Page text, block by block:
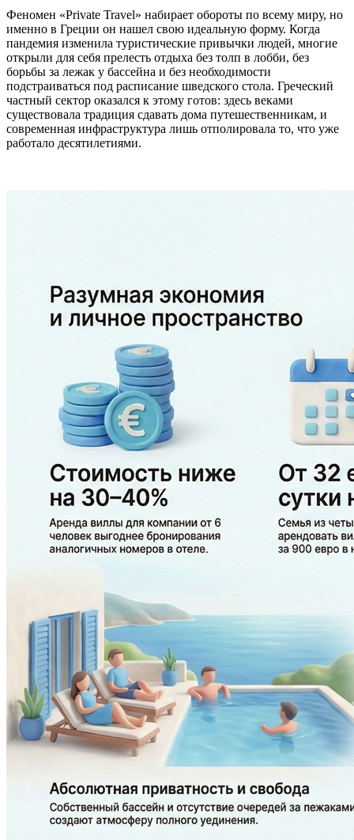
Феномен «Private Travel» набирает обороты по всему миру, но
именно в Греции он нашел свою идеальную форму. Когда
пандемия изменила туристические привычки людей, многие
открыли для себя прелесть отдыха без толп в лобби, без
борьбы за лежак у бассейна и без необходимости
подстраиваться под расписание шведского стола. Греческий
частный сектор оказался к этому готов: здесь веками
существовала традиция сдавать дома путешественникам, и
современная инфраструктура лишь отполировала то, что уже
работало десятилетиями.